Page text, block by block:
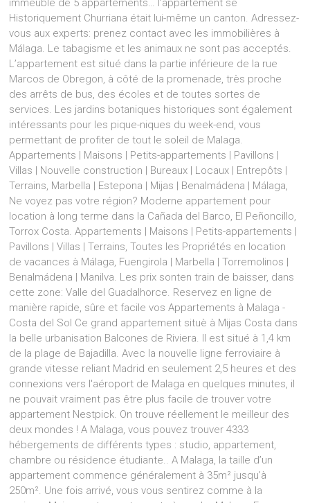
immeuble de 5 appartements… l’appartement se
Historiquement Churriana était lui-même un canton. Adressez-
vous aux experts: prenez contact avec les immobilières à
Málaga. Le tabagisme et les animaux ne sont pas acceptés.
L’appartement est situé dans la partie inférieure de la rue
Marcos de Obregon, à côté de la promenade, très proche
des arrêts de bus, des écoles et de toutes sortes de
services. Les jardins botaniques historiques sont également
intéressants pour les pique-niques du week-end, vous
permettant de profiter de tout le soleil de Malaga.
Appartements | Maisons | Petits-appartements | Pavillons |
Villas | Nouvelle construction | Bureaux | Locaux | Entrepôts |
Terrains, Marbella | Estepona | Mijas | Benalmádena | Málaga,
Ne voyez pas votre région? Moderne appartement pour
location à long terme dans la Cañada del Barco, El Peñoncillo,
Torrox Costa. Appartements | Maisons | Petits-appartements |
Pavillons | Villas | Terrains, Toutes les Propriétés en location
de vacances à Málaga, Fuengirola | Marbella | Torremolinos |
Benalmádena | Manilva. Les prix sonten train de baisser, dans
cette zone: Valle del Guadalhorce. Reservez en ligne de
manière rapide, sûre et facile vos Appartements à Malaga -
Costa del Sol Ce grand appartement situè à Mijas Costa dans
la belle urbanisation Balcones de Riviera. Il est situé à 1,4 km
de la plage de Bajadilla. Avec la nouvelle ligne ferroviaire à
grande vitesse reliant Madrid en seulement 2,5 heures et des
connexions vers l'aéroport de Malaga en quelques minutes, il
ne pouvait vraiment pas être plus facile de trouver votre
appartement Nestpick. On trouve réellement le meilleur des
deux mondes ! A Malaga, vous pouvez trouver 4333
hébergements de différents types : studio, appartement,
chambre ou résidence étudiante.. A Malaga, la taille d’un
appartement commence généralement à 35m² jusqu’à
250m². Une fois arrivé, vous vous sentirez comme à la